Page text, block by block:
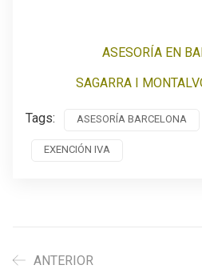
ASESORÍA EN
SAGARRA I
Tags: ASESORÍA BARCELONA
EXENCIÓN IVA
ANTERIOR